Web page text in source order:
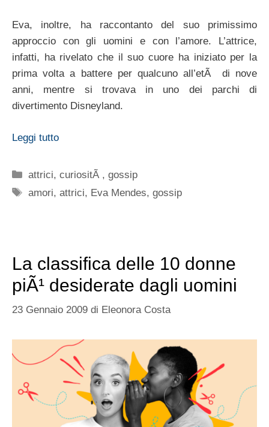
Eva, inoltre, ha raccontanto del suo primissimo
approccio con gli uomini e con l’amore. L’attrice,
infatti, ha rivelato che il suo cuore ha iniziato per la
prima volta a battere per qualcuno all’etÃ di nove
anni, mentre si trovava in uno dei parchi di
divertimento Disneyland.
Leggi tutto
Categorie
attrici,curiositÃ ,gossip
Tag
amori,attrici, Eva Mendes,gossip
La classifica delle 10 donne
piÃ¹ desiderate dagli uomini
23 Gennaio 2009 di Eleonora Costa